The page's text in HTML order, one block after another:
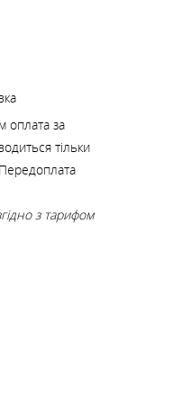
оплата за
тільки
з тарифом